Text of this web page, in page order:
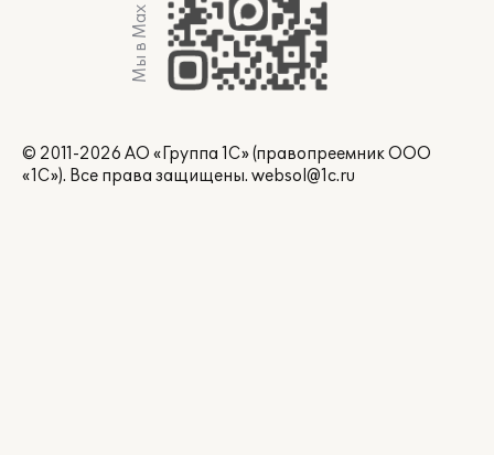
Мы в Max
© 2011-2026 АО «Группа 1С» (правопреемник ООО
«1С»). Все права защищены. websol@1c.ru